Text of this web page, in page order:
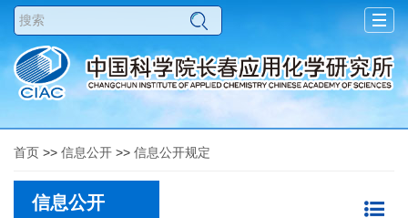
首页 >> 信息公开 >> 信息公开规定
信息公开